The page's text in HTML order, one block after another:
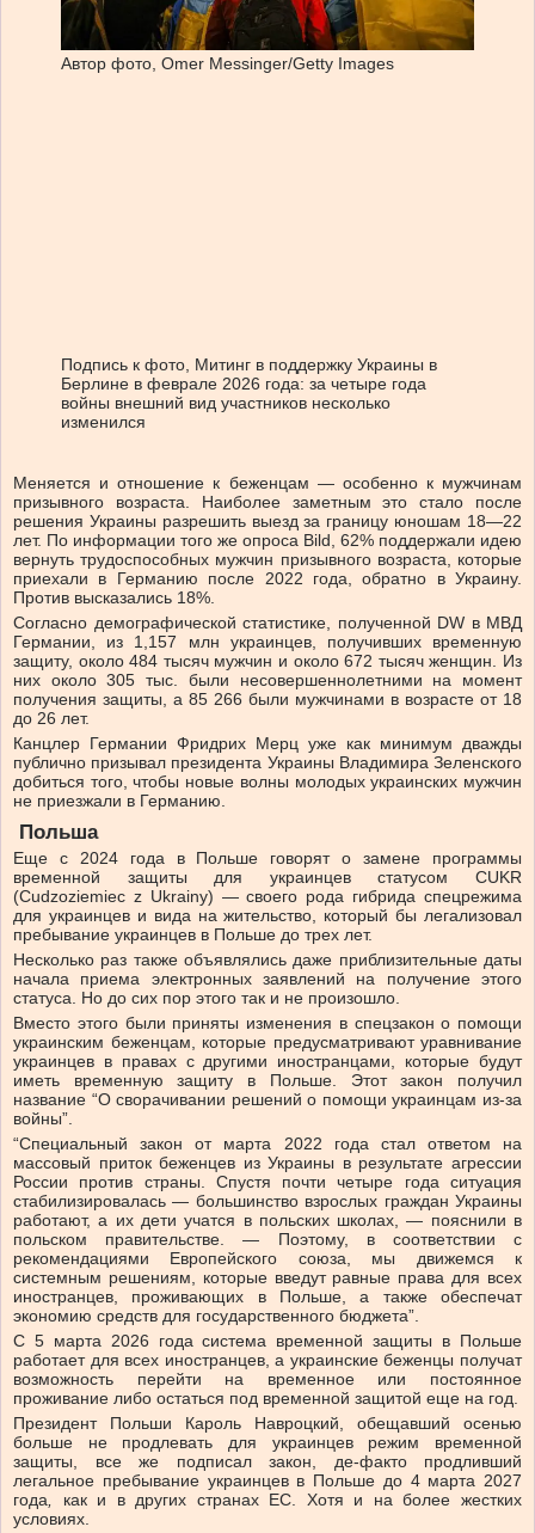
Автор фото, Omer Messinger/Getty Images
Подпись к фото, Митинг в поддержку Украины в
Берлине в феврале 2026 года: за четыре года
войны внешний вид участников несколько
изменился
Меняется и отношение к беженцам — особенно к мужчинам
призывного возраста. Наиболее заметным это стало после
решения Украины разрешить выезд за границу юношам 18—22
лет. По информации того же опроса Bild, 62% поддержали идею
вернуть трудоспособных мужчин призывного возраста, которые
приехали в Германию после 2022 года, обратно в Украину.
Против высказались 18%.
Согласно демографической статистике, полученной DW в МВД
Германии, из 1,157 млн украинцев, получивших временную
защиту, около 484 тысяч мужчин и около 672 тысяч женщин. Из
них около 305 тыс. были несовершеннолетними на момент
получения защиты, а 85 266 были мужчинами в возрасте от 18
до 26 лет.
Канцлер Германии Фридрих Мерц уже как минимум дважды
публично призывал президента Украины Владимира Зеленского
добиться того, чтобы новые волны молодых украинских мужчин
не приезжали в Германию.
Польша
Еще с 2024 года в Польше говорят о замене программы
временной защиты для украинцев статусом CUKR
(Cudzoziemiec z Ukrainy) — своего рода гибрида спецрежима
для украинцев и вида на жительство, который бы легализовал
пребывание украинцев в Польше до трех лет.
Несколько раз также объявлялись даже приблизительные даты
начала приема электронных заявлений на получение этого
статуса. Но до сих пор этого так и не произошло.
Вместо этого были приняты изменения в спецзакон о помощи
украинским беженцам, которые предусматривают уравнивание
украинцев в правах с другими иностранцами, которые будут
иметь временную защиту в Польше. Этот закон получил
название “О сворачивании решений о помощи украинцам из-за
войны”.
“Специальный закон от марта 2022 года стал ответом на
массовый приток беженцев из Украины в результате агрессии
России против страны. Спустя почти четыре года ситуация
стабилизировалась — большинство взрослых граждан Украины
работают, а их дети учатся в польских школах, — пояснили в
польском правительстве. — Поэтому, в соответствии с
рекомендациями Европейского союза, мы движемся к
системным решениям, которые введут равные права для всех
иностранцев, проживающих в Польше, а также обеспечат
экономию средств для государственного бюджета”.
С 5 марта 2026 года система временной защиты в Польше
работает для всех иностранцев, а украинские беженцы получат
возможность перейти на временное или постоянное
проживание либо остаться под временной защитой еще на год.
Президент Польши Кароль Навроцкий, обещавший осенью
больше не продлевать для украинцев режим временной
защиты, все же подписал закон, де-факто продливший
легальное пребывание украинцев в Польше до 4 марта 2027
года, как и в других странах ЕС.
Хотя и на более жестких
условиях.